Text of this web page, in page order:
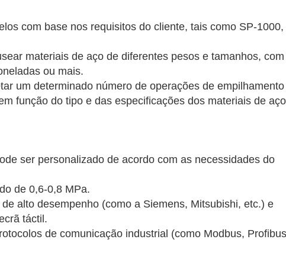
com base nos requisitos do cliente, tais como SP-1000,
materiais de aço de diferentes pesos e tamanhos,
ou mais.
um determinado número de operações de
função do tipo e das especificações dos materiais de
ser personalizado de acordo com as necessidades do
de 0,6-0,8 MPa.
alto desempenho (como a Siemens, Mitsubishi, etc.) e
táctil.
de comunicação industrial (como Modbus,